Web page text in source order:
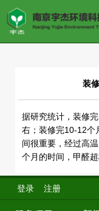
装
据研究统计，装修
右；装修完10-12个
间很重要，经过高
个月的时间，甲醛
登录 注册